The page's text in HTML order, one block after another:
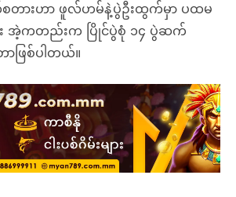
ားဟာ ဖူလ်ဟမ်နဲ့ပွဲဦးထွက်မှာ ပထမ
ြီး အဲ့ကတည်းက ပြိုင်ပွဲစုံ ၁၄ ပွဲဆက်
ာဖြစ်ပါတယ်။